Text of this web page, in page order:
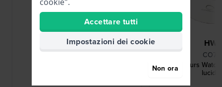
Renata
R377
Connoisseurs
Accettare tutti
Impostazioni dei cookie
Non ora